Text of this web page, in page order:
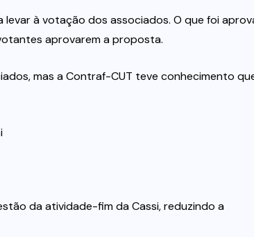
à votação dos associados. O que foi
aprovarem a proposta.
mas a Contraf-CUT teve conhecimento
da atividade-fim da Cassi, reduzindo a